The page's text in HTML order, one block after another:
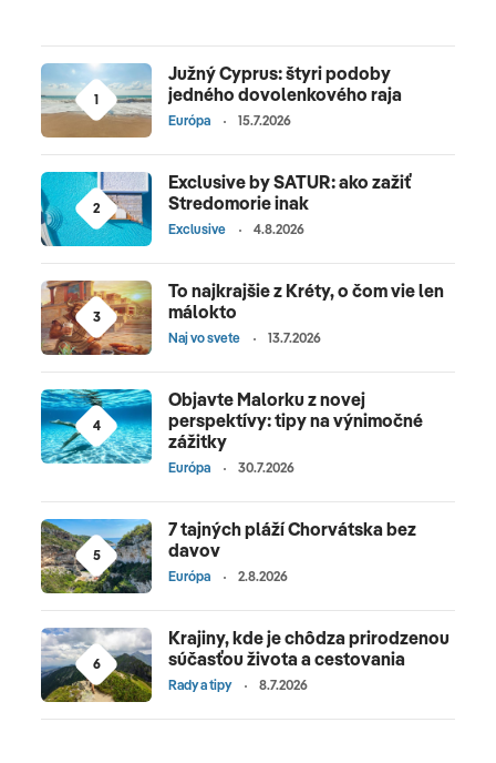
1
Južný Cyprus: štyri podoby
jedného dovolenkového raja
Európa 15.7.2026
2
Exclusive by SATUR: ako zažiť
Stredomorie inak
Exclusive 4.8.2026
3
To najkrajšie z Kréty, o čom vie len
málokto
Naj vo svete 13.7.2026
4
Objavte Malorku z novej
perspektívy: tipy na výnimočné
zážitky
Európa 30.7.2026
5
7 tajných pláží Chorvátska bez
davov
Európa 2.8.2026
6
Krajiny, kde je chôdza prirodzenou
súčasťou života a cestovania
Rady a tipy 8.7.2026